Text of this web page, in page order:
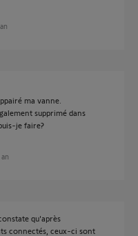
ma vanne.
supprimé dans
je faire?
qu'après
connectés, ceux-ci sont